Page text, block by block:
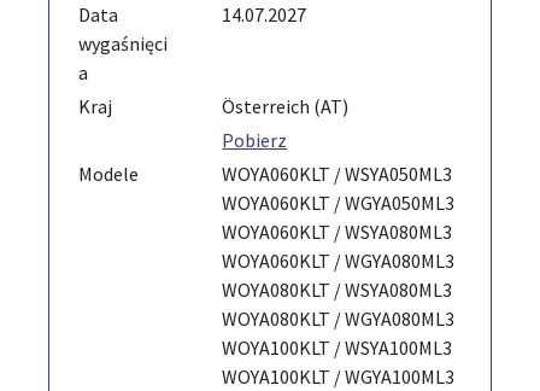
Data
wygaśnięci
a
14.07.2027
Kraj
Österreich (AT)
Pobierz
Modele
WOYA060KLT / WSYA050ML3
WOYA060KLT / WGYA050ML3
WOYA060KLT / WSYA080ML3
WOYA060KLT / WGYA080ML3
WOYA080KLT / WSYA080ML3
WOYA080KLT / WGYA080ML3
WOYA100KLT / WSYA100ML3
WOYA100KLT / WGYA100ML3